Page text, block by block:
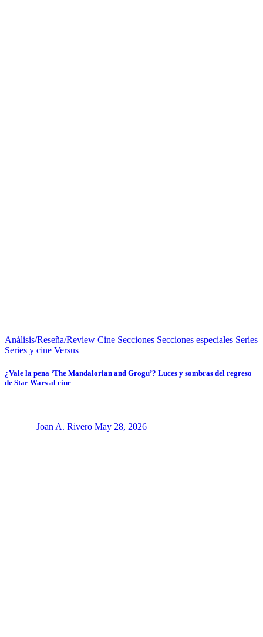
Análisis/Reseña/Review Cine Secciones Secciones especiales Series
Series y cine Versus
¿Vale la pena ‘The Mandalorian and Grogu’? Luces y sombras del regreso
de Star Wars al cine
Joan A. Rivero May 28, 2026